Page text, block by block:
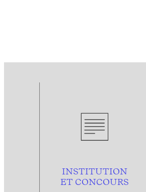
INSTITUTION
ET CONCOURS